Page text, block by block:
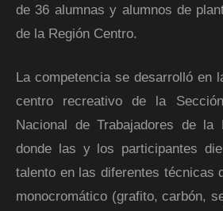
de 36 alumnas y alumnos de
de la Región Centro.
La competencia se desarrolló en
centro recreativo de la
Nacional de Trabajadores de la
donde las y los participantes
talento en las diferentes técnicas
monocromático (grafito, carbón,